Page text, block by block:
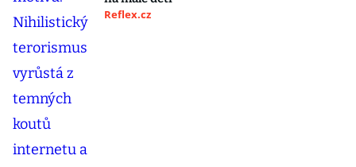
Reflex.cz